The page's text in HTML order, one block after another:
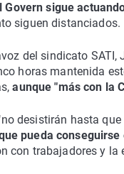
Govern sigue
siguen distanciados.
del sindicato SATI,
horas mantenida
aunque "más con la
desistirán hasta
pueda
con trabajadores y la